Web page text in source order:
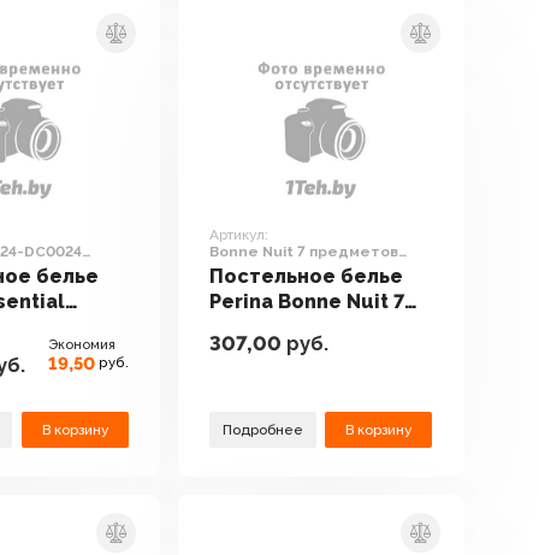
DC0024
белье
серый)
Экономия
19,50 руб.
В корзину
Артикул:
Bonne Nuit 7 предметов
БНО7-125х75
Постельное белье
Perina Bonne Nuit 7
125х75
307,00 руб.
Подробнее В корзину